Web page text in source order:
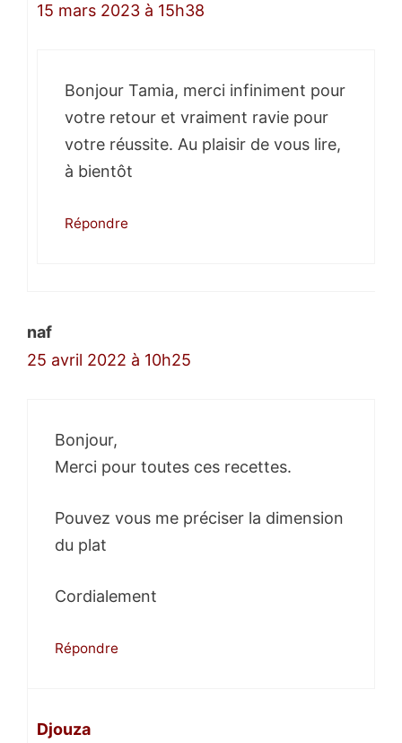
15 mars 2023 à 15h38
Bonjour Tamia, merci infiniment pour
votre retour et vraiment ravie pour
votre réussite. Au plaisir de vous lire,
à bientôt
Répondre
naf
25 avril 2022 à 10h25
Bonjour,
Merci pour toutes ces recettes.
Pouvez vous me préciser la dimension
du plat
Cordialement
Répondre
Djouza